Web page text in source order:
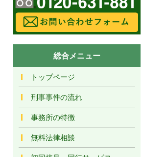
総合メニュー
トップページ
刑事事件の流れ
事務所の特徴
無料法律相談